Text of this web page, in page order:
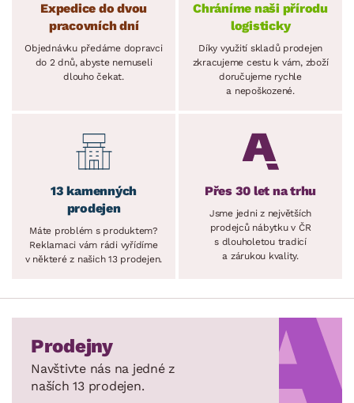
Expedice do dvou
pracovních dní
Objednávku předáme dopravci
do 2 dnů, abyste nemuseli
dlouho čekat.
Chráníme naši přírodu
logisticky
Díky využití skladů prodejen
zkracujeme cestu k vám, zboží
doručujeme rychle
a nepoškozené.
13 kamenných
prodejen
Máte problém s produktem?
Reklamaci vám rádi vyřídíme
v některé z našich 13 prodejen.
Přes 30 let na trhu
Jsme jedni z největších
prodejců nábytku v ČR
s dlouholetou tradicí
a zárukou kvality.
Prodejny
Navštivte nás na jedné z
naších 13 prodejen.